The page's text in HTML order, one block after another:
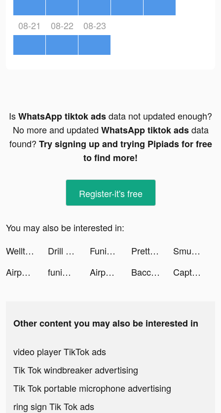
08-21 08-22 08-23
IsWhatsApp tiktok adsdata not updated enough?
No more and updated WhatsApp tiktok adsdata
found? Try signing up and trying Pipiads for free
to find more!
Register-it's free
You may also be interested in:
Welltory: Heart-Rate Monitor tiktok ads
Drill Head 3D tiktok ads FunimateCretorSquad tiktok ads PrettySimple - Lead Tracker tiktok ads
Smule: Social Karaoke Singing tiktok ads
Airport Master! tiktok ads
funimateditor tiktok ads Airport Master! tiktok ads Bacchus: High Tension IDLE RPG tiktok ads Captions: For Talking Videos tiktok ads
Other content you may also be interested in
video player TikTok ads
Tik Tok windbreaker advertising
Tik Tok portable microphone advertising
ring sign Tik Tok ads